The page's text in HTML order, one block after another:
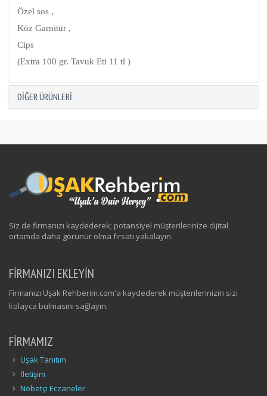
Özel sos ,
Köz Garnitür ,
Cips
(Extra 100 gr. Tavuk Eti 11 tl )
DIĞER ÜRÜNLERI
Siz de firmanızı kaydederek; potansiyel müşterilerinize dijital
ortamda daha görünür olma fırsatı yakalayın.
FİRMANIZI EKLEYİN
Firmanızı Uşak Rehberim.com'a kaydederek müşterilerinizin sizi
kolayca bulmasını sağlayın.
FIRMAMIZ
Uşak Tanıtım
İletişim
Nöbetçi Eczaneler